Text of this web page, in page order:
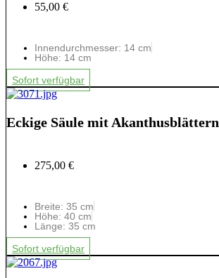
55,00 €
Innendurchmesser: 14 cm
Höhe: 14 cm
Sofort verfügbar
Eckige Säule mit Akanthusblättern
275,00 €
Breite: 35 cm
Höhe: 40 cm
Länge: 35 cm
Sofort verfügbar